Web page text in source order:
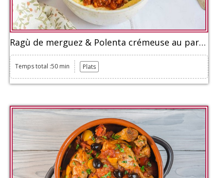
Ragù de merguez & Polenta crémeuse au parmesan
Temps total :50 min Plats